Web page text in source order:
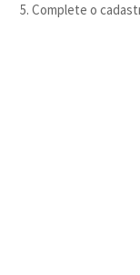
Complete o